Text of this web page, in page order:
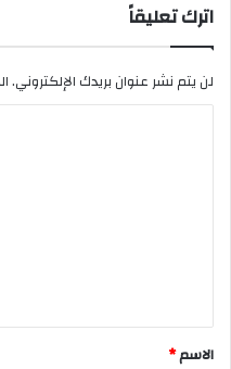
اترك تعليقاً
لن يتم نشر عنوان بريدك الإلكتروني.
*
الاسم*